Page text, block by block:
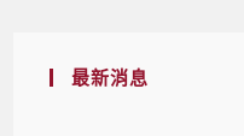
最新消息